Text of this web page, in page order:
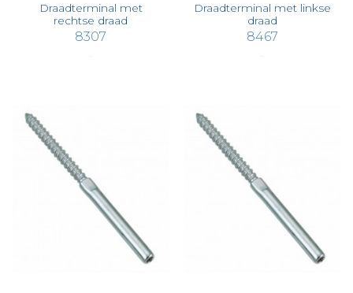
Draadterminal met
rechtse draad
8307
Draadterminal met linkse
draad
8467